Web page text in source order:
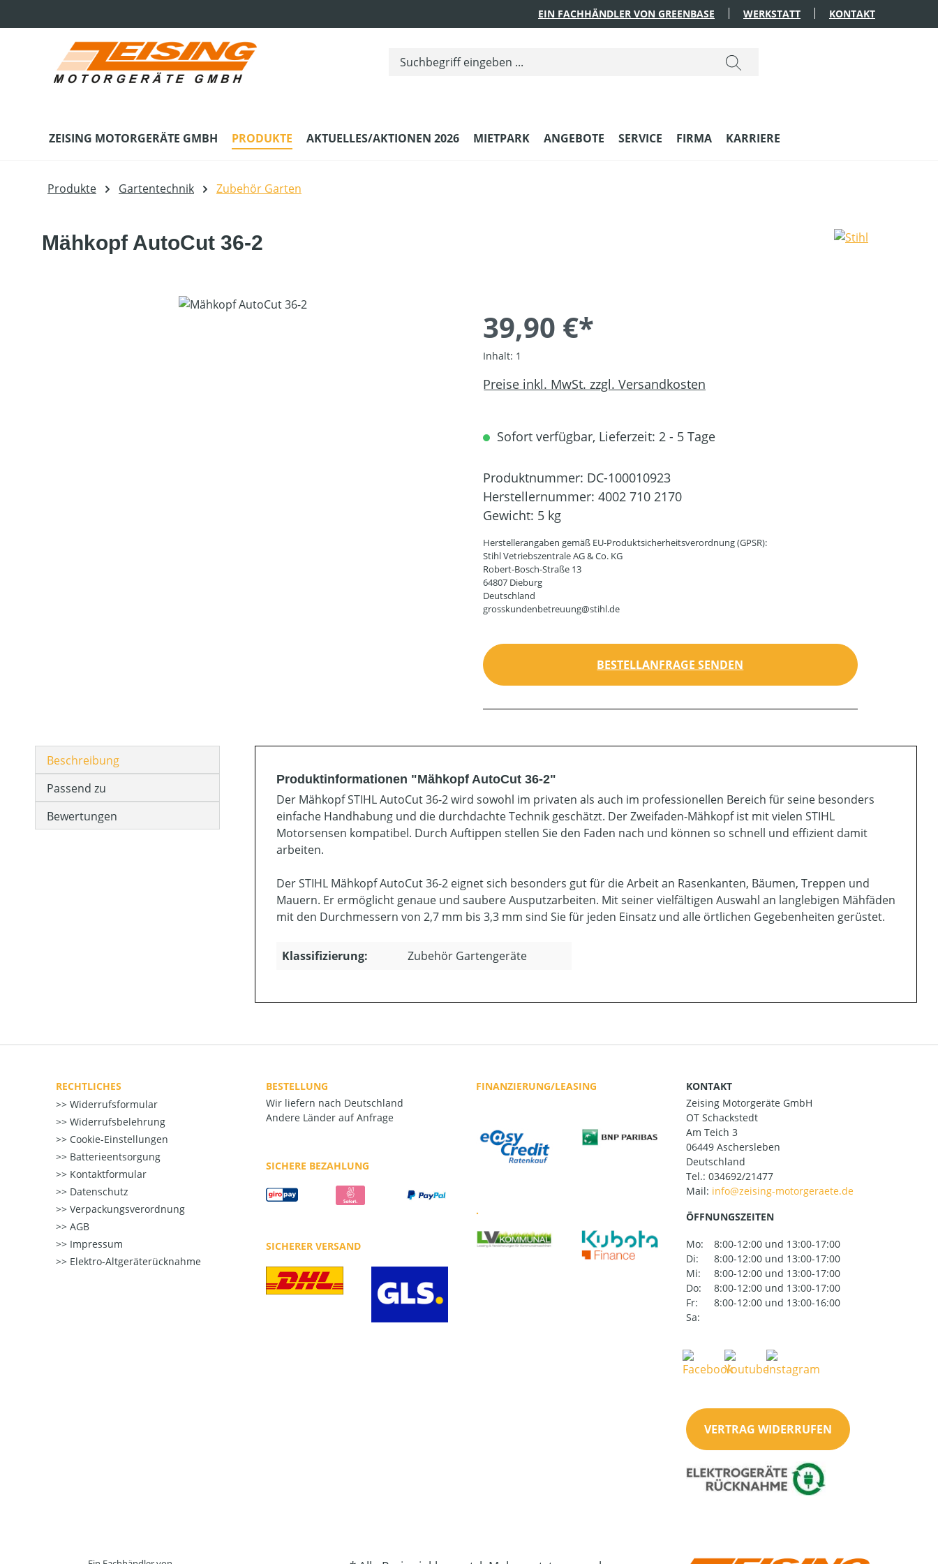
EIN FACHHÄNDLER VON GREENBASE WERKSTATT KONTAKT
ZEISING MOTORGERÄTE GMBH PRODUKTE AKTUELLES/AKTIONEN 2026 MIETPARK ANGEBOTE SERVICE FIRMA KARRIERE
Produkte Gartentechnik Zubehör Garten
Mähkopf AutoCut 36-2
39,90 €*
Inhalt: 1
Preise inkl. MwSt. zzgl. Versandkosten
Sofort verfügbar, Lieferzeit: 2 - 5 Tage
Produktnummer: DC-100010923
Herstellernummer: 4002 710 2170
Gewicht: 5 kg
Herstellerangaben gemäß EU-Produktsicherheitsverordnung (GPSR):
Stihl Vetriebszentrale AG & Co. KG
Robert-Bosch-Straße 13
64807 Dieburg
Deutschland
grosskundenbetreuung@stihl.de
BESTELLANFRAGE SENDEN
Beschreibung
Passend zu
Bewertungen
Produktinformationen "Mähkopf AutoCut 36-2"
Der Mähkopf STIHL AutoCut 36-2 wird sowohl im privaten als auch im professionellen Bereich für seine besonders
einfache Handhabung und die durchdachte Technik geschätzt. Der Zweifaden-Mähkopf ist mit vielen STIHL
Motorsensen kompatibel. Durch Auftippen stellen Sie den Faden nach und können so schnell und effizient damit
arbeiten.
Der STIHL Mähkopf AutoCut 36-2 eignet sich besonders gut für die Arbeit an Rasenkanten, Bäumen, Treppen und
Mauern. Er ermöglicht genaue und saubere Ausputzarbeiten. Mit seiner vielfältigen Auswahl an langlebigen Mähfäden
mit den Durchmessern von 2,7 mm bis 3,3 mm sind Sie für jeden Einsatz und alle örtlichen Gegebenheiten gerüstet.
Klassifizierung: Zubehör Gartengeräte
RECHTLICHES
Widerrufsformular
Widerrufsbelehrung
Cookie-Einstellungen
Batterieentsorgung
Kontaktformular
Datenschutz
Verpackungsverordnung
AGB
Impressum
Elektro-Altgeräterücknahme
BESTELLUNG
Wir liefern nach Deutschland
Andere Länder auf Anfrage
SICHERE BEZAHLUNG
SICHERER VERSAND
FINANZIERUNG/LEASING
.
KONTAKT
Zeising Motorgeräte GmbH
OT Schackstedt
Am Teich 3
06449 Aschersleben
Deutschland
Tel.: 034692/21477
Mail:
ÖFFNUNGSZEITEN
Mo:
8:00-12:00 und 13:00-17:00
Di:
8:00-12:00 und 13:00-17:00
Mi:
8:00-12:00 und 13:00-17:00
Do:
8:00-12:00 und 13:00-17:00
Fr:
8:00-12:00 und 13:00-16:00
Sa:
VERTRAG WIDERRUFEN